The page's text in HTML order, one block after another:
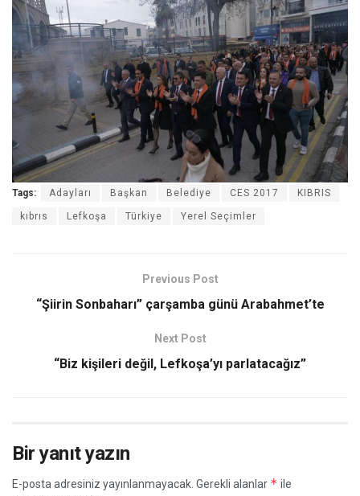
Tags: Adayları Başkan Belediye CES 2017 KIBRIS
kıbrıs Lefkoşa Türkiye Yerel Seçimler
Previous Post
“Şiirin Sonbaharı” çarşamba günü Arabahmet’te
Next Post
“Biz kişileri değil, Lefkoşa’yı parlatacağız”
Bir yanıt yazın
E-posta adresiniz yayınlanmayacak. Gerekli alanlar * ile